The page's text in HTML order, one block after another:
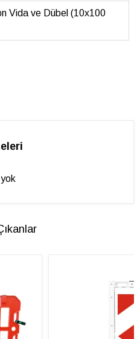
Vida ve Dübel (10x100